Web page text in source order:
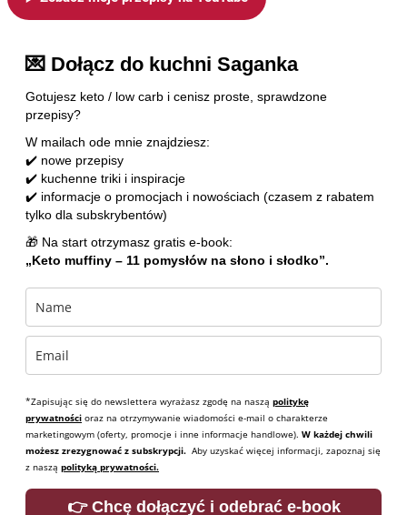
💌 Dołącz do kuchni Saganka
Gotujesz keto / low carb i cenisz proste, sprawdzone
przepisy?
W mailach ode mnie znajdziesz:
✔️ nowe przepisy
✔️ kuchenne triki i inspiracje
✔️ informacje o promocjach i nowościach (czasem z rabatem
tylko dla subskrybentów)
🎁 Na start otrzymasz gratis e-book:
„Keto muffiny – 11 pomysłów na słono i słodko”.
*Zapisując się do newslettera wyrażasz zgodę na naszą politykę
prywatności oraz na otrzymywanie wiadomości e-mail o charakterze
marketingowym (oferty, promocje i inne informacje handlowe). W każdej chwili
możesz zrezygnować z subskrypcji. Aby uzyskać więcej informacji, zapoznaj się
z naszą polityką prywatności.
👉 Chcę dołączyć i odebrać e-book